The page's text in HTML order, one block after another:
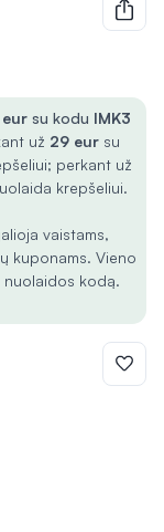
eur su kodu IMK3
už 29 eur su
perkant už
krepšeliui.
vaistams,
kuponams. Vieno
nuolaidos kodą.